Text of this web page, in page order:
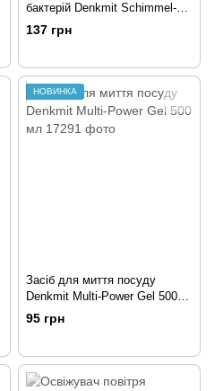
бактерій Denkmit Schimmel-
Entferner, 750мл
137 грн
НОВИНКА
Засіб для миття посуду
Denkmit Multi-Power Gel 500
мл
95 грн